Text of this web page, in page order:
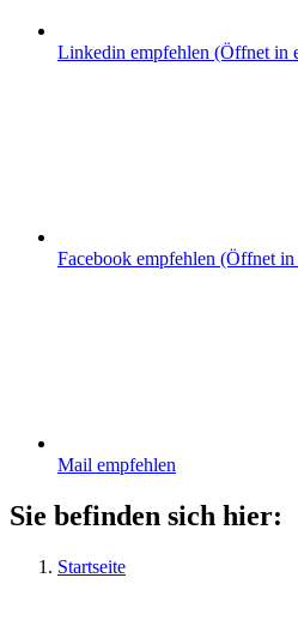
Linkedin empfehlen (Öffnet in
Facebook empfehlen (Öffnet in
Mail empfehlen
Sie befinden sich hier:
Startseite